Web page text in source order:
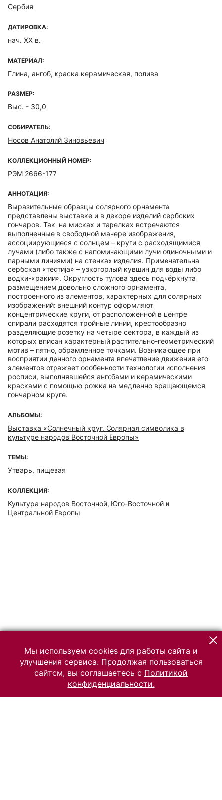
Сербия
ДАТИРОВКА:
нач. XX в.
МАТЕРИАЛ:
Глина, ангоб, краска керамическая, полива
РАЗМЕР:
Выс. - 30,0
СОБИРАТЕЛЬ:
Носов Анатолий Зиновьевич
КОЛЛЕКЦИОННЫЙ НОМЕР:
РЭМ 2666-177
АННОТАЦИЯ:
Выразительные образцы солярного орнамента
представлены выставке и в декоре изделий сербских
гончаров. Так, на мисках и тарелках встречаются
выполненные в свободной манере изображения,
ассоциирующиеся с солнцем – круги с расходящимися
лучами (либо также с напоминающими лучи одиночными и
парными линиями) на стенках изделия. Примечательна
сербская «тестиjа» – узкогорлый кувшин для воды либо
водки-«ракии». Округлость тулова здесь подчёркнута
размещением довольно сложного орнамента,
построенного из элементов, характерных для солярных
изображений: внешний контур оформляют
концентрические круги, от расположенной в центре
спирали расходятся тройные линии, крестообразно
разделяющие розетку на четыре сектора, в каждый из
которых вписан характерный растительно-геометрический
мотив – пятно, обрамленное точками. Возникающее при
восприятии данного орнамента впечатление движения его
элементов отражает особенности технологии исполнения
росписи, выполнявшейся ангобами и керамическими
красками с помощью рожка на медленно вращающемся
гончарном круге.
АЛЬБОМЫ:
Выставка «Солнечный круг. Солярная символика в
культуре народов Восточной Европы»
ТЕМЫ:
Утварь, пищевая
КОЛЛЕКЦИЯ:
Культура народов Восточной, Юго-Восточной и
Центральной Европы
Мы используем cookies для работы сайта и
улучшения сервиса. Продолжая пользоваться
сайтом, вы соглашаетесь с Политикой
конфиденциальности.